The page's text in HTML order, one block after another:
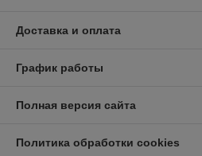
Доставка и оплата
График работы
Полная версия сайта
Политика обработки cookies